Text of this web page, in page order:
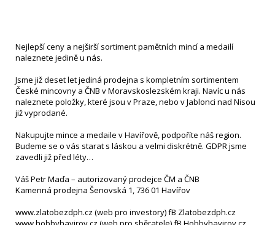
Nejlepší ceny a nejširší sortiment pamětních mincí a medailí
naleznete jedině u nás.
Jsme již deset let jediná prodejna s kompletním sortimentem
České mincovny a ČNB v Moravskoslezském kraji. Navíc u nás
naleznete položky, které jsou v Praze, nebo v Jablonci nad Nisou
již vyprodané.
Nakupujte mince a medaile v Havířově, podpoříte náš region.
Budeme se o vás starat s láskou a velmi diskrétně. GDPR jsme
zavedli již před léty…
Váš Petr Maďa – autorizovaný prodejce ČM a ČNB
Kamenná prodejna Šenovská 1, 736 01 Havířov
www.zlatobezdph.cz (web pro investory) fB Zlatobezdph.cz